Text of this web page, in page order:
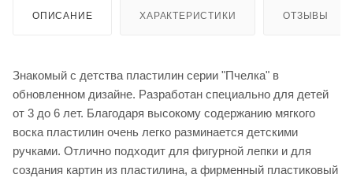
ОПИСАНИЕ ХАРАКТЕРИСТИКИ ОТЗЫВЫ
Знакомый с детства пластилин серии "Пчелка" в
обновленном дизайне. Разработан специально для детей
от 3 до 6 лет. Благодаря высокому содержанию мягкого
воска пластилин очень легко разминается детскими
ручками. Отлично подходит для фигурной лепки и для
создания картин из пластилина, а фирменный пластиковый